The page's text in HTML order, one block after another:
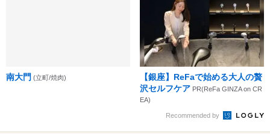
南大門 (立町/焼肉)
【銀座】ReFaで始める大人の贅
沢セルフケア PR(ReFa GINZA on CR
EA)
Recommended by